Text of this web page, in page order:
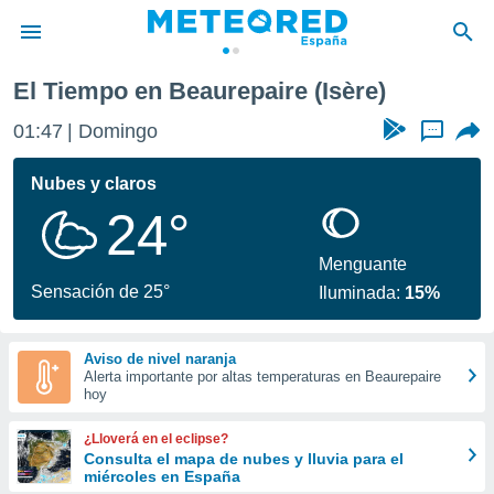
de
por
se
calidad.
a este
las
y
forma
digital
basada
El Tiempo en Beaurepaire (Isère)
01:47 Domingo ...
Nubes y claros
24°
Sensación de 25°
Menguante
Iluminada: 15%
Aviso de nivel naranja
Alerta importante por altas temperaturas en Beaurepaire
hoy
¿Lloverá en el eclipse?
Consulta el mapa de nubes y lluvia para el
miércoles en España